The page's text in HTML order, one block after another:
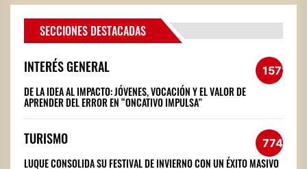
SECCIONES DESTACADAS
INTERÉS GENERAL 1572
DE LA IDEA AL IMPACTO: JÓVENES, VOCACIÓN Y EL VALOR DE
APRENDER DEL ERROR EN “ONCATIVO IMPULSA”
TURISMO 774
LUQUE CONSOLIDA SU FESTIVAL DE INVIERNO CON UN ÉXITO MASIVO